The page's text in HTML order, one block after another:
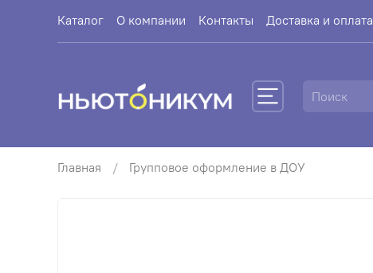
Каталог О компании Контакты Доставка и оплата
Главная Групповое оформление в ДОУ